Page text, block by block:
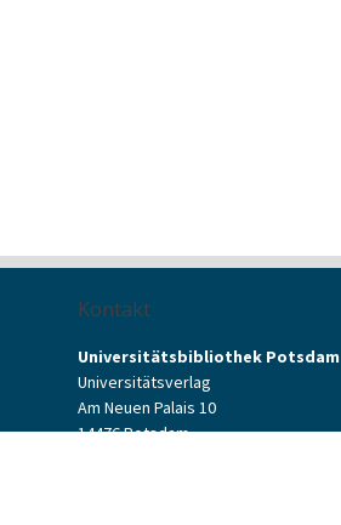
Kontakt
Universitätsbibliothek Potsdam
Universitätsverlag
Am Neuen Palais 10
14476 Potsdam